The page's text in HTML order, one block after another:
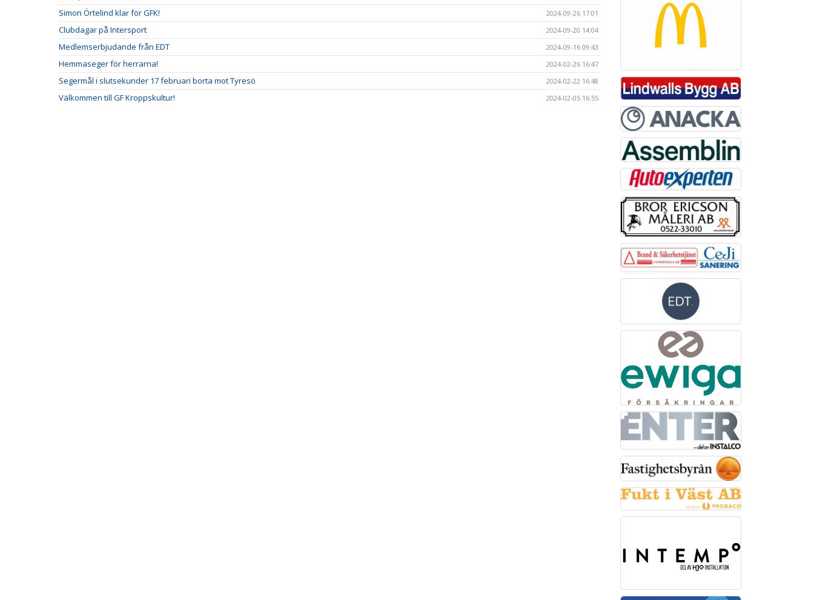
Simon Örtelind klar för GFK! 2024-09-26 17:01
Clubdagar på Intersport 2024-09-20 14:04
Medlemserbjudande från EDT 2024-09-16 09:43
Hemmaseger för herrarna! 2024-02-26 16:47
Segermål i slutsekunder 17 februari borta mot Tyresö 2024-02-22 16:48
Välkommen till GF Kroppskultur! 2024-02-05 16:55